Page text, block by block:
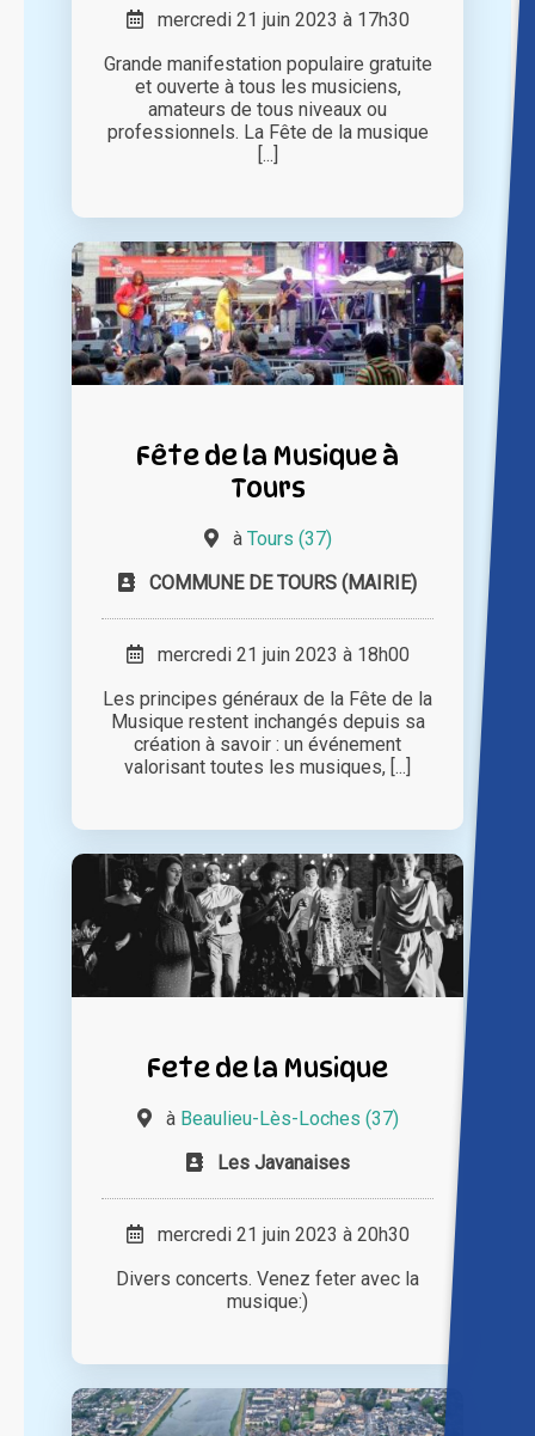
mercredi 21 juin 2023 à 17h30
Grande manifestation populaire gratuite
et ouverte à tous les musiciens,
amateurs de tous niveaux ou
professionnels. La Fête de la musique
[...]
Fête de la Musique à
Tours
à Tours (37)
COMMUNE DE TOURS (MAIRIE)
mercredi 21 juin 2023 à 18h00
Les principes généraux de la Fête de la
Musique restent inchangés depuis sa
création à savoir : un événement
valorisant toutes les musiques, [...]
Fete de la Musique
à Beaulieu-Lès-Loches (37)
Les Javanaises
mercredi 21 juin 2023 à 20h30
Divers concerts. Venez feter avec la
musique:)